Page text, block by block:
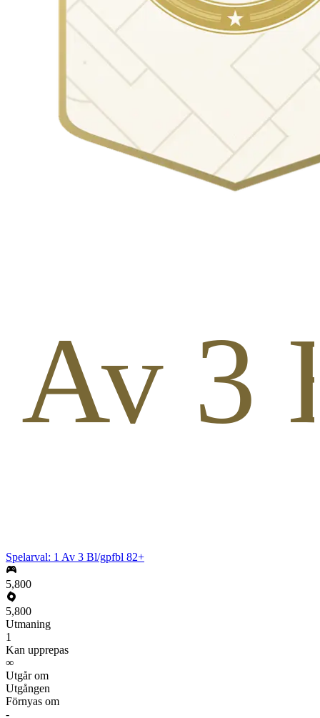
3
Spelarval: 1 Av 3 Bl/gpfbl 82+
5,800
5,800
Utmaning
1
Kan upprepas
∞
Utgår om
Utgången
Förnyas om
-